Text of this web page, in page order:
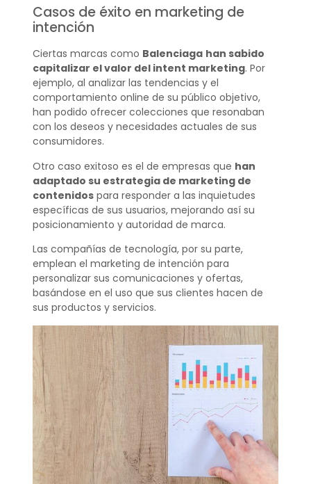
Casos de éxito en marketing de
intención
Ciertas marcas como Balenciaga han sabido
capitalizar el valor del intent marketing. Por
ejemplo, al analizar las tendencias y el
comportamiento online de su público objetivo,
han podido ofrecer colecciones que resonaban
con los deseos y necesidades actuales de sus
consumidores.
Otro caso exitoso es el de empresas que han
adaptado su estrategia de marketing de
contenidospara responder a las inquietudes
específicas de sus usuarios, mejorando así su
posicionamiento y autoridad de marca.
Las compañías de tecnología, por su parte,
emplean el marketing de intención para
personalizar sus comunicaciones y ofertas,
basándose en el uso que sus clientes hacen de
sus productos y servicios.